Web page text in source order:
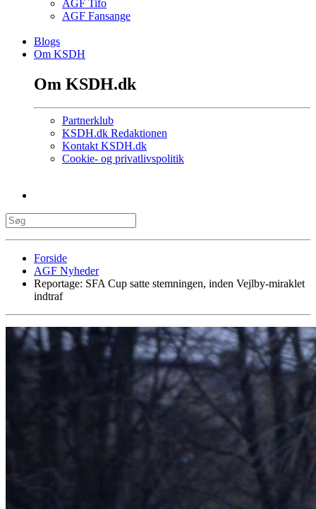
AGF Tifo
AGF Fansange
Blogs
Om KSDH
Om KSDH.dk
Partnerklub
KSDH.dk Redaktionen
Kontakt KSDH.dk
Cookie- og privatlivspolitik
Forside
AGF Nyheder
Reportage: SFA Cup satte stemningen, inden Vejlby-miraklet
indtraf